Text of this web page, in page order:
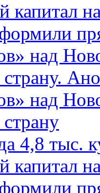
капитал
над
над
4,8 тыс.
капитал